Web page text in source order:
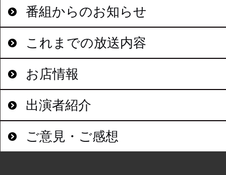
番組からのお知らせ
これまでの放送内容
お店情報
出演者紹介
ご意見・ご感想